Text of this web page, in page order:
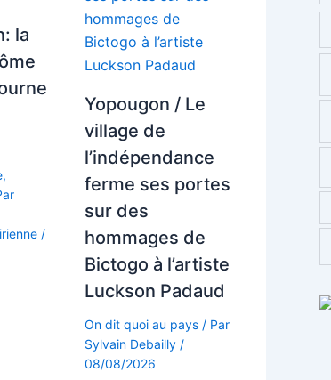
la
,
/
Yopougon / Le
village de
l’indépendance
ferme ses portes
sur des
hommages de
Bictogo à l’artiste
Luckson Padaud
On dit quoi au pays/ Par
Sylvain Debailly /
08/08/2026